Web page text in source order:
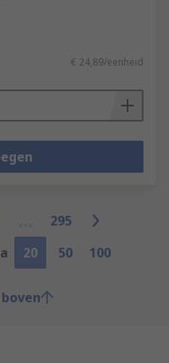
€ 24,89/eenheid
295
20 50 100